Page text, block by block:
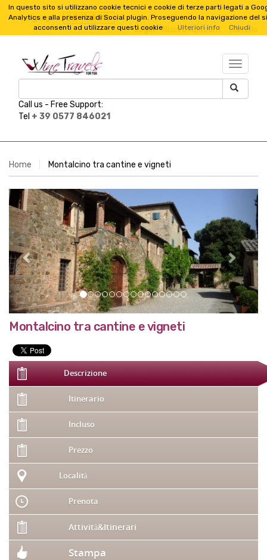
Language :
Italiano
Login
Nuovo Account Carrello
Call us - Free Support:
Tel + 39 0577 846021
Home Montalcino tra cantine e vigneti
Previous Next
Montalcino tra cantine e vigneti
Descrizione
Itinerario
Incluso
Prezzo
Località
Prenota
Attività&Itinerari
Stampa
In questo sito si utilizzano cookie tecnici e cookie di terze parti legati a
Analytics e alla presenza di Social plugin. Proseguendo la navigazione del
acconsenti ad utilizzare questi cookie
Ulteriori info Chiudi